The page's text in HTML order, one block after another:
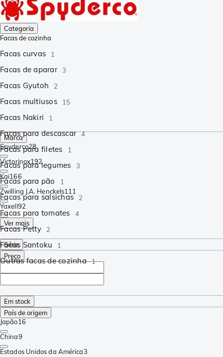
Categoria
Facas de cozinha
Facas curvas 1
Facas de aparar 3
Facas Gyutoh 2
Facas multiusos 15
Facas Nakiri 1
Facas para descascar 4
Facas para filetes 1
Facas para legumes 3
Facas para pão 1
Facas para salsichas 2
Facas para tomates 4
Facas Petty 2
Facas Santoku 1
Outras facas de cozinha 1
Marca
Spyderco28
Victorinox192
Kai166
Zwilling J.A. Henckels111
Yaxell92
Ver mais
Série
Preço
Em stock
País de origem
Japão16
China9
Estados Unidos da América3